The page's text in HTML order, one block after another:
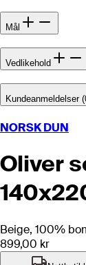
Mål
Vedlikehold
Kundeanmeldelser
NORSK DUN
Oliver
Beige, 100%
899,00 kr